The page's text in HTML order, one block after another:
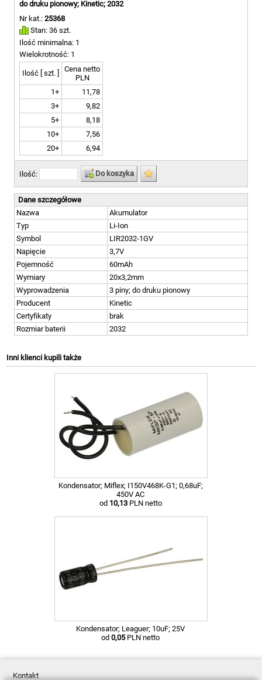
do druku pionowy; Kinetic; 2032
Nr kat.: 25368
Stan: 36 szt.
Ilość minimalna: 1
Wielokrotność: 1
Ilość [ szt. ]
Cena netto
PLN
1+
11,78
3+
9,82
5+
8,18
10+
7,56
20+
6,94
Ilość: Do koszyka
Dane szczegółowe
Nazwa
Akumulator
Typ
Li-Ion
Symbol
LIR2032-1GV
Napięcie
3,7V
Pojemność
60mAh
Wymiary
20x3,2mm
Wyprowadzenia
3 piny; do druku pionowy
Producent
Kinetic
Certyfikaty
brak
Rozmiar baterii
2032
Inni klienci kupili także
Kondensator; Miflex; I150V468K-G1; 0,68uF;
450V AC
od 10,13PLN netto
Kondensator; Leaguer; 10uF; 25V
od 0,05PLN netto
Kontakt